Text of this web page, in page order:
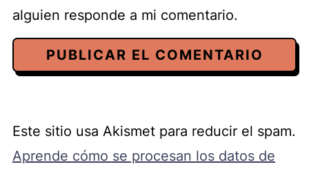
alguien responde a mi comentario.
Este sitio usa Akismet para reducir el spam.
Aprende cómo se procesan los datos de